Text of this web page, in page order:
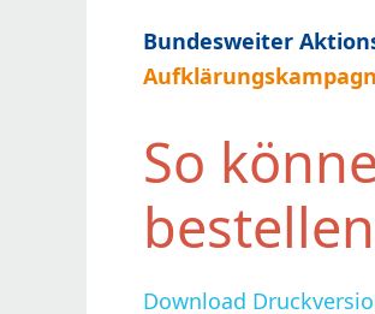
Bundesweiter
So
Download